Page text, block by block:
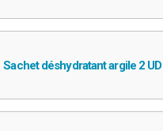
Sachet déshydratant argile 2 UD